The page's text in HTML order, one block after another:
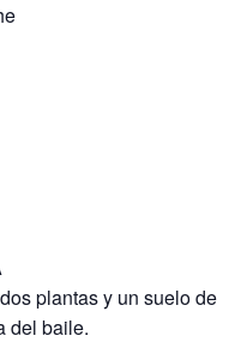
dos plantas y un suelo de
del baile.